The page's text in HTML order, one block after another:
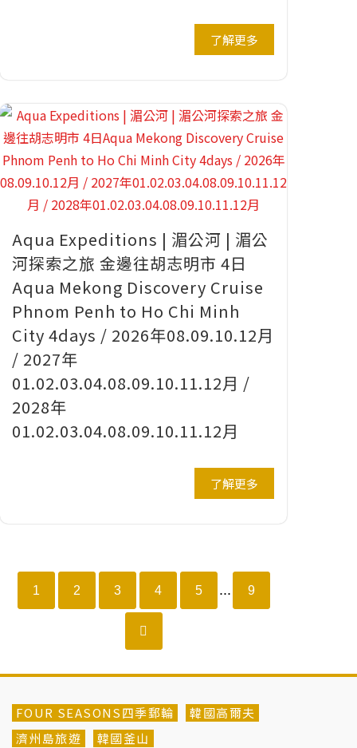
了解更多
Aqua Expeditions | 湄公河 | 湄公
河探索之旅 金邊往胡志明市 4日
Aqua Mekong Discovery Cruise
Phnom Penh to Ho Chi Minh
City 4days / 2026年08.09.10.12月
/ 2027年
01.02.03.04.08.09.10.11.12月 /
2028年
01.02.03.04.08.09.10.11.12月
了解更多
1 2 3 4 5 ... 9
FOUR SEASONS四季郵輪
韓國高爾夫
濟州島旅遊
韓國釜山